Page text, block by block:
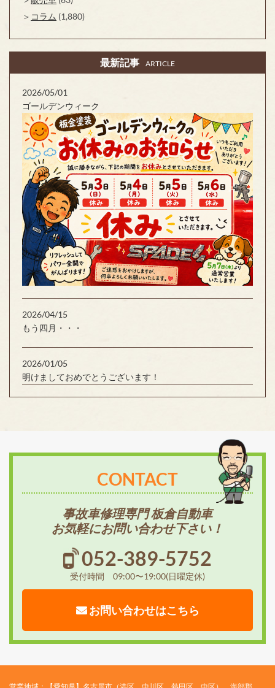
コラム (1,880)
最新記事 ARTICLE
2026/05/01
ゴールデンウィーク
2026/04/15
もう四月・・・
2026/01/05
明けましておめでとうございます！
CONTACT
事故車修理専門 板倉自動車
お気軽にお問い合わせ下さい！
052-389-5752
受付時間 09:00〜19:00(日曜定休)
お問い合わせはこちら